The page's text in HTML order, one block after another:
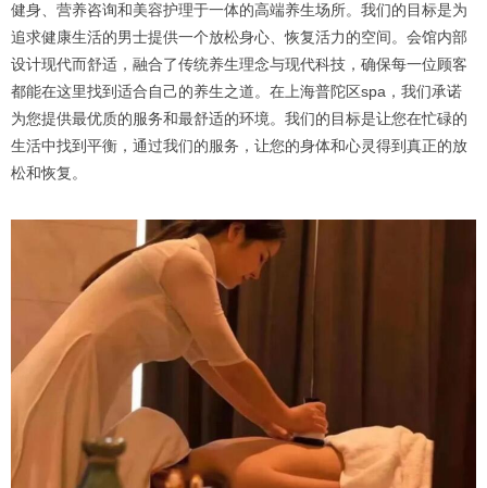
健身、营养咨询和美容护理于一体的高端养生场所。我们的目标是为
追求健康生活的男士提供一个放松身心、恢复活力的空间。会馆内部
设计现代而舒适，融合了传统养生理念与现代科技，确保每一位顾客
都能在这里找到适合自己的养生之道。在上海普陀区spa，我们承诺
为您提供最优质的服务和最舒适的环境。我们的目标是让您在忙碌的
生活中找到平衡，通过我们的服务，让您的身体和心灵得到真正的放
松和恢复。